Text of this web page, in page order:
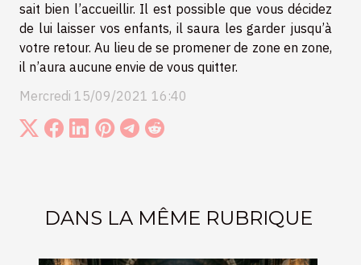
sait bien l’accueillir. Il est possible que vous décidez
de lui laisser vos enfants, il saura les garder jusqu’à
votre retour. Au lieu de se promener de zone en zone,
il n’aura aucune envie de vous quitter.
Mercredi 15/09/2021 16:40
DANS LA MÊME RUBRIQUE